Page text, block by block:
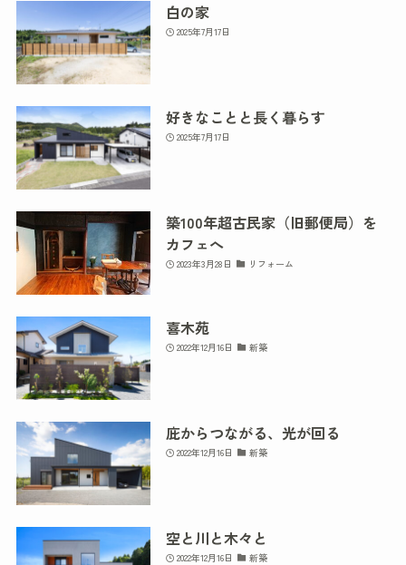
白の家
2025年7月17日
好きなことと長く暮らす
2025年7月17日
築100年超古民家（旧郵便局）を
カフェへ
2023年3月28日 リフォーム
喜木苑
2022年12月16日 新築
庇からつながる、光が回る
2022年12月16日 新築
空と川と木々と
2022年12月16日 新築